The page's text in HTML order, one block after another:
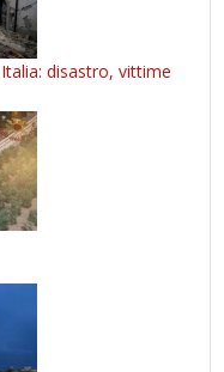
disastro, vittime